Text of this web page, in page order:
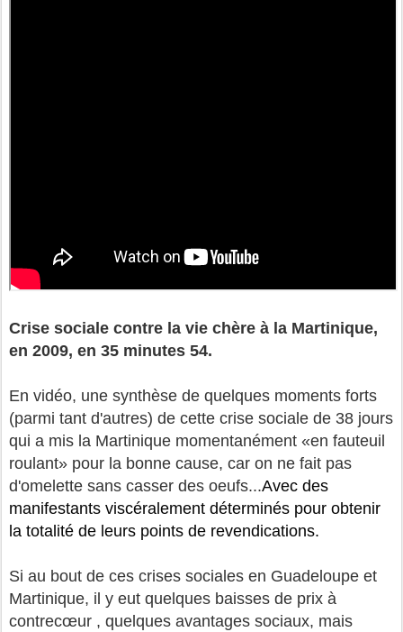
Crise sociale contre la vie chère à la Martinique,
en 2009, en 35 minutes 54.
En vidéo, une synthèse de quelques moments forts
(parmi tant d'autres) de cette crise sociale de 38 jours
qui a mis la Martinique momentanément «en fauteuil
roulant» pour la bonne cause, car on ne fait pas
d'omelette sans casser des oeufs...Avec des
manifestants viscéralement déterminés pour obtenir
la totalité de leurs points de revendications.
Si au bout de ces crises sociales en Guadeloupe et
Martinique, il y eut quelques baisses de prix à
contrecœur , quelques avantages sociaux, mais